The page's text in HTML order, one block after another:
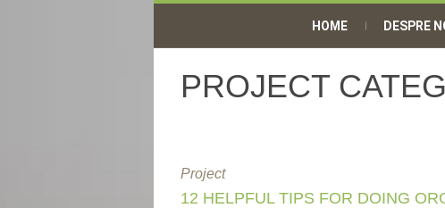
HOME DESPRE
PROJECT
Project
12 HELPFUL TIPS FOR DOING